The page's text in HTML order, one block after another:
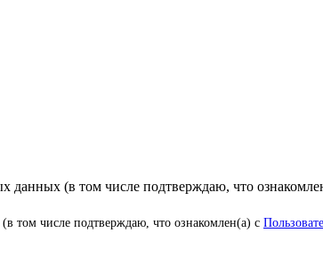
данных (в том числе подтверждаю, что
том числе подтверждаю, что ознакомлен(а) с